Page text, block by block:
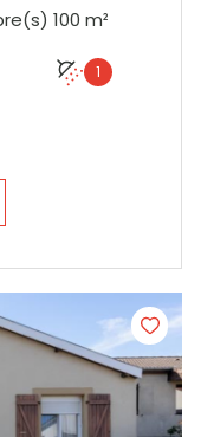
Maison 5 pièce(s) 3 chambre(s) 100 m²
1